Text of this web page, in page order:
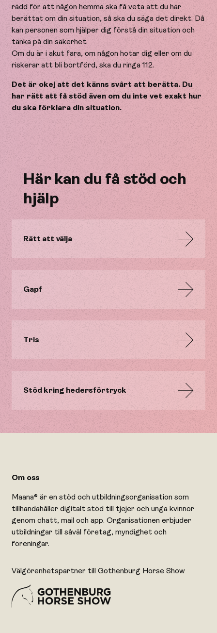
rädd för att någon hemma ska få veta att du har
berättat om din situation, så ska du säga det direkt. Då
kan personen som hjälper dig förstå din situation och
tänka på din säkerhet.
Om du är i akut fara, om någon hotar dig eller om du
riskerar att bli bortförd, ska du ringa 112.
Det är okej att det känns svårt att berätta. Du
har rätt att få stöd även om du inte vet exakt hur
du ska förklara din situation.
Här kan du få stöd och
hjälp
Rätt att välja
Gapf
Tris
Stöd kring hedersförtryck
Om oss
Maana® är en stöd och utbildningsorganisation som
tillhandahåller digitalt stöd till tjejer och unga kvinnor
genom chatt, mail och app. Organisationen erbjuder
utbildningar till såväl företag, myndighet och
föreningar.
Välgörenhetspartner till Gothenburg Horse Show